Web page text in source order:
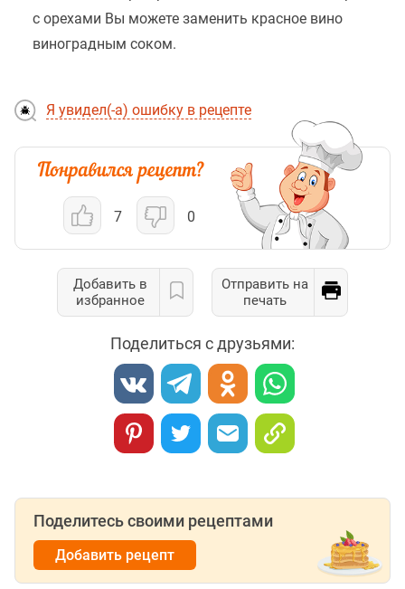
с орехами Вы можете заменить красное вино
виноградным соком.
Я увидел(-а) ошибку в рецепте
7 0
Добавить в
избранное
Отправить на
печать
Поделиться с друзьями:
Поделитесь своими рецептами
Добавить рецепт